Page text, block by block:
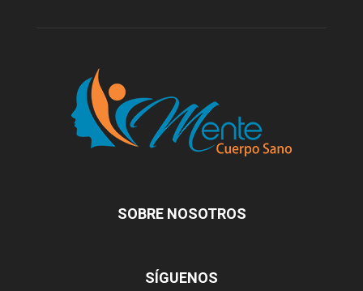
SOBRE NOSOTROS
SÍGUENOS